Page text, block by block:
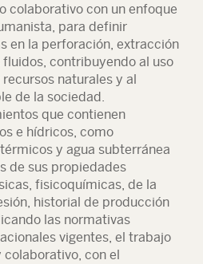
colaborativo con un enfoque
para definir
en la perforación, extracción
contribuyendo al uso
naturales y al
de la sociedad.
que contienen
e hídricos, como
y agua subterránea
de sus propiedades
fisicoquímicas, de la
historial de producción
las normativas
vigentes, el trabajo
con el